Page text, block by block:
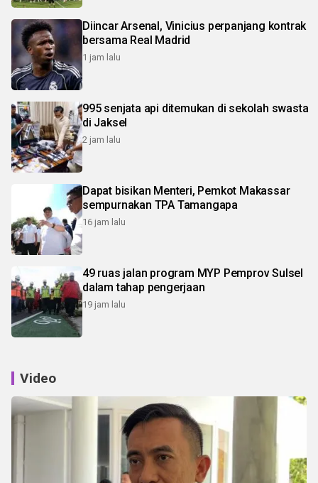
Diincar Arsenal, Vinicius perpanjang kontrak
bersama Real Madrid
1 jam lalu
995 senjata api ditemukan di sekolah swasta
di Jaksel
2 jam lalu
Dapat bisikan Menteri, Pemkot Makassar
sempurnakan TPA Tamangapa
16 jam lalu
49 ruas jalan program MYP Pemprov Sulsel
dalam tahap pengerjaan
19 jam lalu
Video